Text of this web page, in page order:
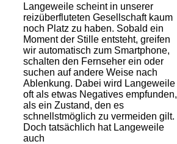
Langeweile scheint in unserer
reizüberfluteten Gesellschaft kaum
noch Platz zu haben. Sobald ein
Moment der Stille entsteht, greifen
wir automatisch zum Smartphone,
schalten den Fernseher ein oder
suchen auf andere Weise nach
Ablenkung. Dabei wird Langeweile
oft als etwas Negatives empfunden,
als ein Zustand, den es
schnellstmöglich zu vermeiden gilt.
Doch tatsächlich hat Langeweile
auch